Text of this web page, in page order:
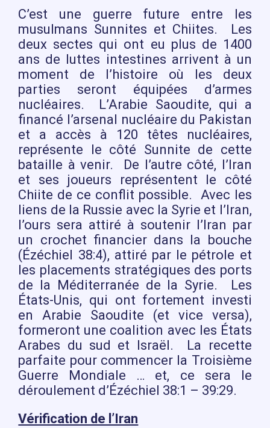
C’est une guerre future entre les
musulmans Sunnites et Chiites. Les
deux sectes qui ont eu plus de 1400
ans de luttes intestines arrivent à un
moment de l’histoire où les deux
parties seront équipées d’armes
nucléaires. L’Arabie Saoudite, qui a
financé l’arsenal nucléaire du Pakistan
et a accès à 120 têtes nucléaires,
représente le côté Sunnite de cette
bataille à venir. De l’autre côté, l’Iran
et ses joueurs représentent le côté
Chiite de ce conflit possible. Avec les
liens de la Russie avec la Syrie et l’Iran,
l’ours sera attiré à soutenir l’Iran par
un crochet financier dans la bouche
(Ézéchiel 38:4), attiré par le pétrole et
les placements stratégiques des ports
de la Méditerranée de la Syrie. Les
États-Unis, qui ont fortement investi
en Arabie Saoudite (et vice versa),
formeront une coalition avec les États
Arabes du sud et Israël. La recette
parfaite pour commencer la Troisième
Guerre Mondiale … et, ce sera le
déroulement d’Ézéchiel 38:1 – 39:29.
Vérification de l’Iran